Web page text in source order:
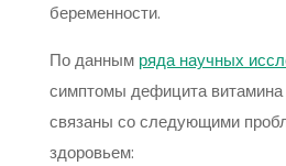
беременности.
По данным ряда научных
симптомы дефицита витамина
связаны со следующими
здоровьем: